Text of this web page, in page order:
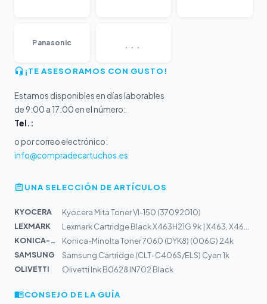
Panasonic ...
¡TE ASESORAMOS CON GUSTO!
Estamos disponibles en días laborables
de 9:00 a 17:00 en el número:
Tel.:
o por correo electrónico:
info@compradecartuchos.es
UNA SELECCIÓN DE ARTÍCULOS
KYOCERA
Kyocera Mita Toner VI-150 (37092010)
LEXMARK
KONICA-MIN...
Konica-Minolta Toner 7060 (DYK8) (006G) 24k
SAMSUNG
Samsung Cartridge (CLT-C406S/ELS) Cyan 1k
OLIVETTI
Olivetti Ink B0628 IN702 Black
CONSEJO DE LA GUÍA